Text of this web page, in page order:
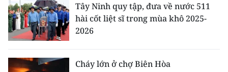
54 DÂN TỘC VIỆT NAM
CHƯƠNG TRÌNH OCOP - MỖI XÃ
Tây Ninh quy tập, đưa về nước 511
hài cốt liệt sĩ trong mùa khô 2025-
2026
Cháy lớn ở chợ Biên Hòa